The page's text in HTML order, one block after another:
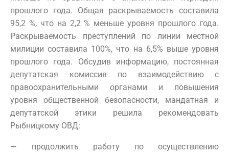
прошлого года. Общая раскрываемость составила
95,2 %, что на 2,2 % меньше уровня прошлого года.
Раскрываемость преступлений по линии местной
милиции составила 100%, что на 6,5% выше уровня
прошлого года. Обсудив информацию, постоянная
депутатская комиссия по взаимодействию с
правоохранительными органами и повышения
уровня общественной безопасности, мандатная и
депутатской этики решила рекомендовать
Рыбницкому ОВД:
— продолжить работу по осуществлению